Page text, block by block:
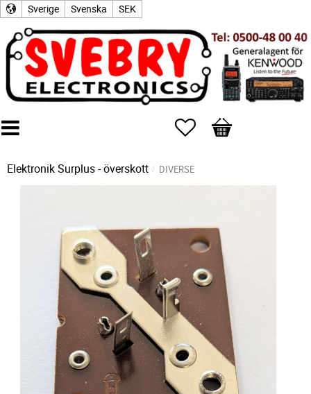
Sverige Svenska SEK
Favoriter
Kundvagn
Elektronik Surplus - överskott DIVERSE